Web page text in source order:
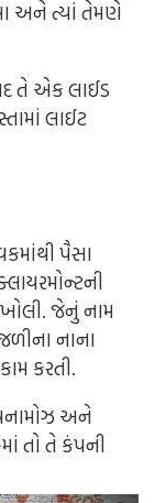
અનેત્યાંતેમણે
તે એકલાઈડ
લાઈટ
પૈસા
ખોલી.જેનુંનામ
નાના
કામ કરતી.
અને
તોતે કંપની